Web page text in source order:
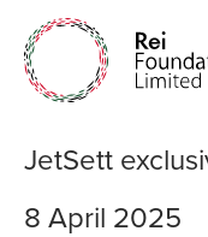
JetSett
JetSett
8 April 2025